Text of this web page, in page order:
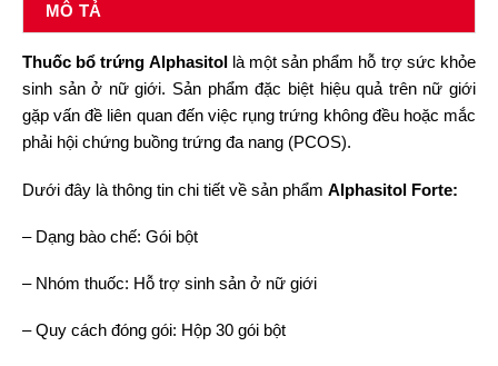
MÔ TẢ
Thuốc bổ trứng Alphasitollà một sản phẩm hỗ trợ sức khỏe
sinh sản ở nữ giới. Sản phẩm đặc biệt hiệu quả trên nữ giới
gặp vấn đề liên quan đến việc rụng trứng không đều hoặc mắc
phải hội chứng buồng trứng đa nang (PCOS).
Dưới đây là thông tin chi tiết về sản phẩm Alphasitol Forte:
– Dạng bào chế: Gói bột
– Nhóm thuốc: Hỗ trợ sinh sản ở nữ giới
– Quy cách đóng gói: Hộp 30 gói bột